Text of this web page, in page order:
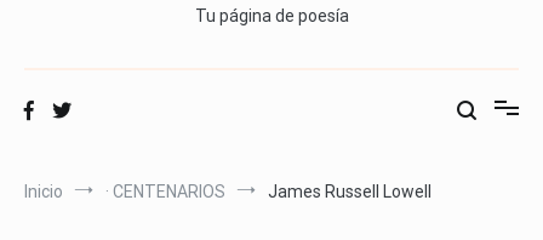
Tu página de poesía
Inicio · CENTENARIOS James Russell Lowell